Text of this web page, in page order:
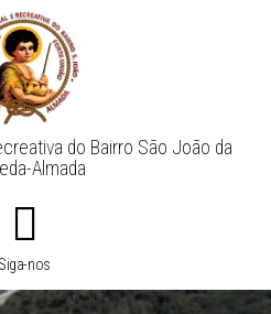
do Bairro São João da
Almada
Siga-nos​